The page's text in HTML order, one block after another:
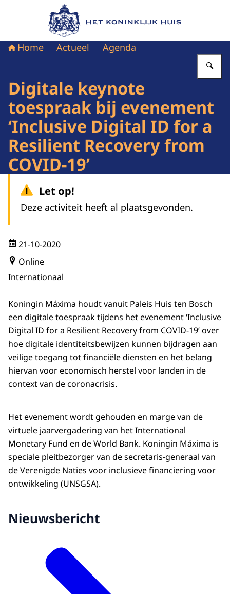
Naar de homepage van Het Koninklijk Huis
Home Actueel Agenda
Digitale keynote
toespraak bij evenement
‘Inclusive Digital ID for a
Resilient Recovery from
COVID-19’
Let op!
Deze activiteit heeft al plaatsgevonden.
21-10-2020
Online
Internationaal
Koningin Máxima houdt vanuit Paleis Huis ten Bosch
een digitale toespraak tijdens het evenement ‘Inclusive
Digital ID for a Resilient Recovery from COVID-19’ over
hoe digitale identiteitsbewijzen kunnen bijdragen aan
veilige toegang tot financiële diensten en het belang
hiervan voor economisch herstel voor landen in de
context van de coronacrisis.
Het evenement wordt gehouden en marge van de
virtuele jaarvergadering van het International
Monetary Fund en de World Bank. Koningin Máxima is
speciale pleitbezorger van de secretaris-generaal van
de Verenigde Naties voor inclusieve financiering voor
ontwikkeling (UNSGSA).
Nieuwsbericht